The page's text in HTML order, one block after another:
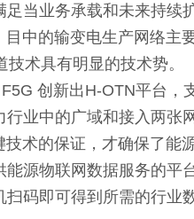
当业务承载和未来持续
的输变电生产网络主要
术具有明显的技术势。
创新出H-OTN平台，
业中的广域和接入两张
的保证，才确保了能源
能源物联网数据服务的平
码即可得到所需的行业